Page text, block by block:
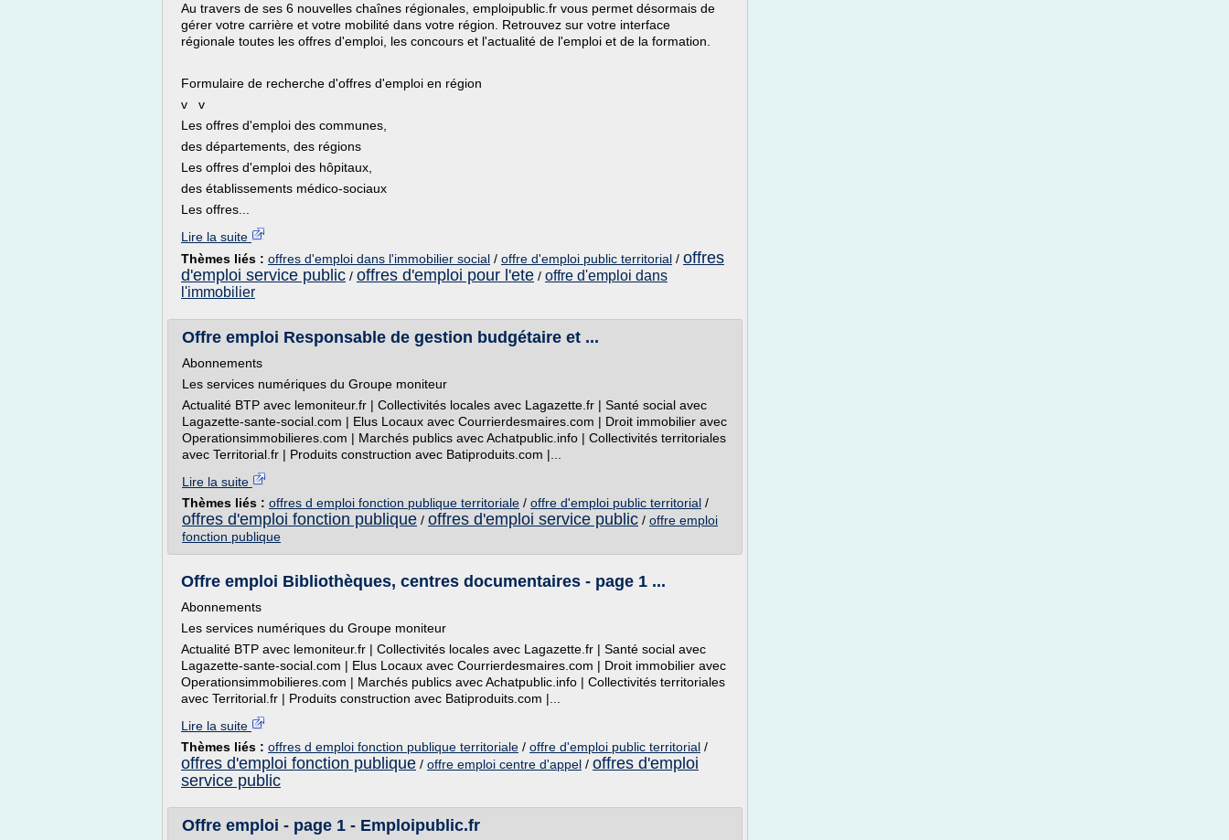
Au travers de ses 6 nouvelles chaînes régionales, emploipublic.fr vous permet désormais de
gérer votre carrière et votre mobilité dans votre région. Retrouvez sur votre interface
régionale toutes les offres d'emploi, les concours et l'actualité de l'emploi et de la formation.
Formulaire de recherche d'offres d'emploi en région
v v
Les offres d'emploi des communes,
des départements, des régions
Les offres d'emploi des hôpitaux,
des établissements médico-sociaux
Les offres...
Lire la suite
Thèmes liés : offres d'emploi dans l'immobilier social / offre d'emploi public territorial / offres
d'emploi service public / offres d'emploi pour l'ete / offre d'emploi dans
l'immobilier
Offre emploi Responsable de gestion budgétaire et ...
Abonnements
Les services numériques du Groupe moniteur
Actualité BTP avec lemoniteur.fr | Collectivités locales avec Lagazette.fr | Santé social avec
Lagazette-sante-social.com | Elus Locaux avec Courrierdesmaires.com | Droit immobilier avec
Operationsimmobilieres.com | Marchés publics avec Achatpublic.info | Collectivités territoriales
avec Territorial.fr | Produits construction avec Batiproduits.com |...
Lire la suite
Thèmes liés : offres d emploi fonction publique territoriale / offre d'emploi public territorial /
offres d'emploi fonction publique / offres d'emploi service public / offre emploi
fonction publique
Offre emploi Bibliothèques, centres documentaires - page 1 ...
Abonnements
Les services numériques du Groupe moniteur
Actualité BTP avec lemoniteur.fr | Collectivités locales avec Lagazette.fr | Santé social avec
Lagazette-sante-social.com | Elus Locaux avec Courrierdesmaires.com | Droit immobilier avec
Operationsimmobilieres.com | Marchés publics avec Achatpublic.info | Collectivités territoriales
avec Territorial.fr | Produits construction avec Batiproduits.com |...
Lire la suite
Thèmes liés : offres d emploi fonction publique territoriale / offre d'emploi public territorial /
offres d'emploi fonction publique / offre emploi centre d'appel / offres d'emploi
service public
Offre emploi - page 1 - Emploipublic.fr